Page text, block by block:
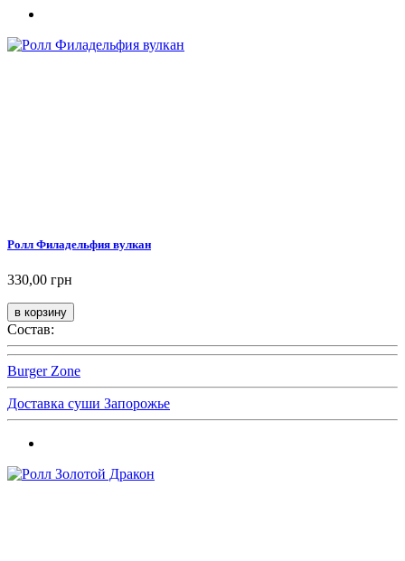
Ролл Филадельфия вулкан
330,00 грн
Состав:
Burger Zone
Доставка суши Запорожье